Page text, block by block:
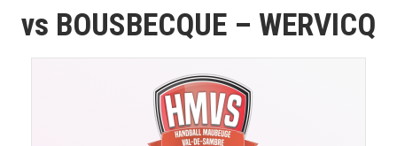
vs BOUSBECQUE – WERVICQ